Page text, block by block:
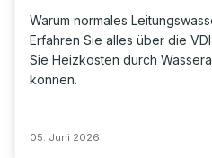
Warum normales
Erfahren Sie alles über die
Sie Heizkosten durch
können.
05. Juni 2026